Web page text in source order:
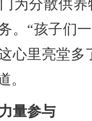
为分散供
。“孩子们
心里亮堂多
。
量参与